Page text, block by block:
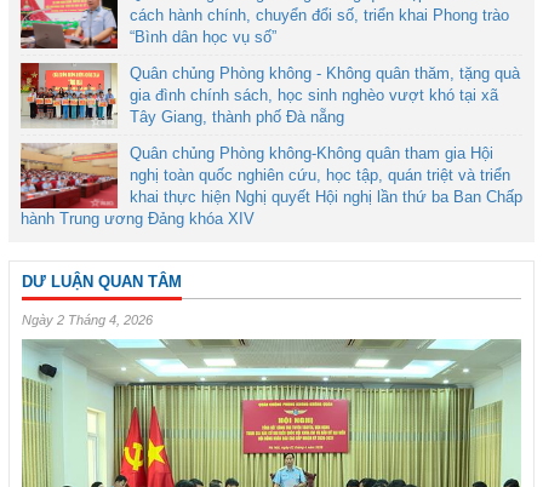
cách hành chính, chuyển đổi số, triển khai Phong trào
“Bình dân học vụ số”
Quân chủng Phòng không - Không quân thăm, tặng quà
gia đình chính sách, học sinh nghèo vượt khó tại xã
Tây Giang, thành phố Đà nẵng
Quân chủng Phòng không-Không quân tham gia Hội
nghị toàn quốc nghiên cứu, học tập, quán triệt và triển
khai thực hiện Nghị quyết Hội nghị lần thứ ba Ban Chấp
hành Trung ương Đảng khóa XIV
DƯ LUẬN QUAN TÂM
Ngày 2 Tháng 4, 2026